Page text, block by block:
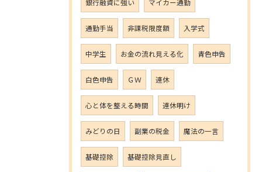
銀行融資に強い マイカー通勤
通勤手当 非課税限度額 入学式
中学生 お金の流れ見える化 青色申告
白色申告 ＧＷ 連休
心と体を整える時間 連休明け
みどりの日 副業の税金 魔法の一言
基礎控除 基礎控除見直し